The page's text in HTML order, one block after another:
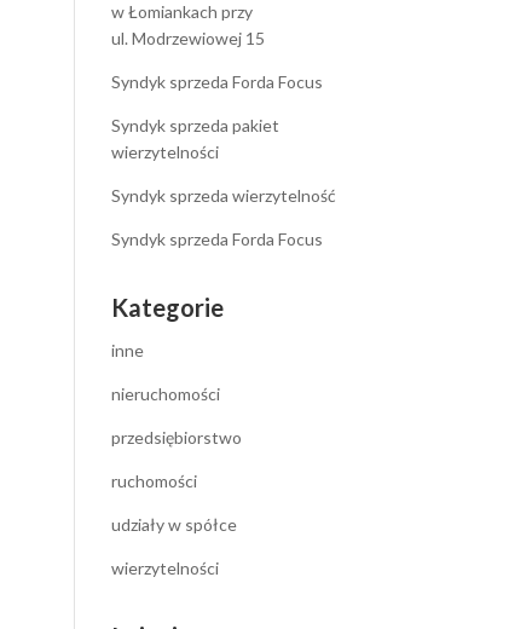
w Łomiankach przy
ul. Modrzewiowej 15
Syndyk sprzeda Forda Focus
Syndyk sprzeda pakiet
wierzytelności
Syndyk sprzeda wierzytelność
Syndyk sprzeda Forda Focus
Kategorie
inne
nieruchomości
przedsiębiorstwo
ruchomości
udziały w spółce
wierzytelności